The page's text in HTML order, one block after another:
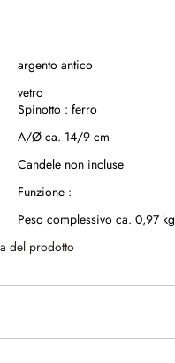
argento antico
vetro
Spinotto : ferro
A/Ø ca. 14/9 cm
Candele non incluse
Funzione :
Peso complessivo ca. 0,97 kg
del prodotto